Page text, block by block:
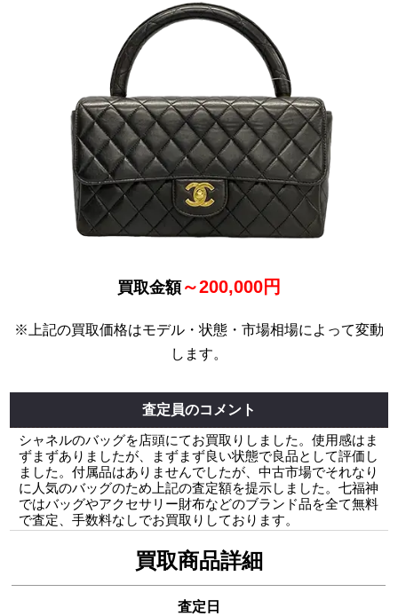
買取金額～200,000円
※上記の買取価格はモデル・状態・市場相場によって変動
します。
査定員のコメント
シャネルのバッグを店頭にてお買取りしました。使用感はま
ずまずありましたが、まずまず良い状態で良品として評価し
ました。付属品はありませんでしたが、中古市場でそれなり
に人気のバッグのため上記の査定額を提示しました。七福神
ではバッグやアクセサリー財布などのブランド品を全て無料
で査定、手数料なしでお買取りしております。
買取商品詳細
査定日